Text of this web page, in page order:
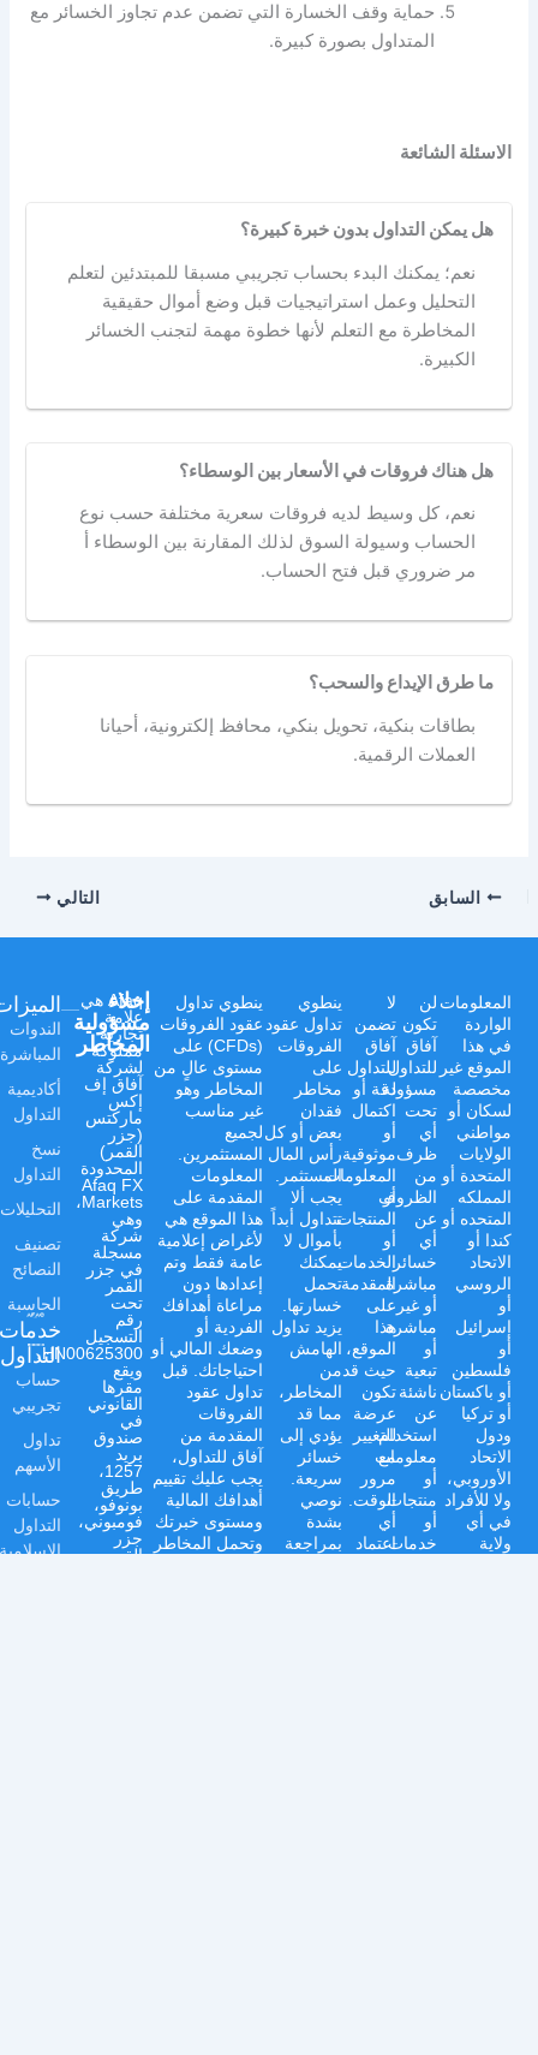
حماية وقف الخسارة التي تضمن عدم تجاوز الخسائر مع
المتداول بصورة كبيرة.
الاسئلة الشائعة
هل يمكن التداول بدون خبرة كبيرة؟
نعم؛ يمكنك البدء بحساب تجريبي مسبقا للمبتدئين لتعلم
التحليل وعمل استراتيجيات قبل وضع أموال حقيقية
المخاطرة مع التعلم لأنها خطوة مهمة لتجنب الخسائر
الكبيرة.
هل هناك فروقات في الأسعار بين الوسطاء؟
نعم، كل وسيط لديه فروقات سعرية مختلفة حسب نوع
الحساب وسيولة السوق لذلك المقارنة بين الوسطاء أ
مر ضروري قبل فتح الحساب.
ما طرق الإيداع والسحب؟
بطاقات بنكية، تحويل بنكي، محافظ إلكترونية، أحيانا
العملات الرقمية.
السابق التالي
الميزات
الندوات
المباشرة
أكاديمية
التداول
نسخ
التداول
التحليلات
تصنيف
النصائح
الحاسبة
خدمات
التداول
حساب
تجريبي
تداول
الأسهم
حسابات
التداول
الإسلامية
Afaq هي
علامة
تجارية
مملوكة
لشركة
آفاق إف
إكس
ماركتس
(جزر
القمر)
المحدودة
Afaq FX
Markets،
وهي
شركة
مسجلة
في جزر
القمر
تحت
رقم
التسجيل
HN00625300،
ويقع
مقرها
القانوني
في
صندوق
بريد
1257،
طريق
بونوفو،
فومبوني،
جزر
القمر.
إخلاء
مسؤولية
المخاطر
ينطوي تداول
عقود الفروقات
(CFDs) على
مستوى عالٍ من
المخاطر وهو
غير مناسب
لجميع
المستثمرين.
المعلومات
المقدمة على
هذا الموقع هي
لأغراض إعلامية
عامة فقط وتم
إعدادها دون
مراعاة أهدافك
الفردية أو
وضعك المالي أو
احتياجاتك. قبل
تداول عقود
الفروقات
المقدمة من
آفاق للتداول،
يجب عليك تقييم
أهدافك المالية
ومستوى خبرتك
وتحمل المخاطر
ينطوي
تداول عقود
الفروقات
على
مخاطر
فقدان
بعض أو كل
رأس المال
المستثمر.
يجب ألا
تتداول أبداً
بأموال لا
يمكنك
تحمل
خسارتها.
يزيد تداول
الهامش
من
المخاطر،
مما قد
يؤدي إلى
خسائر
سريعة.
نوصي
بشدة
بمراجعة
لا
تضمن
آفاق
للتداول
دقة أو
اكتمال
أو
موثوقية
المعلومات
أو
المنتجات
أو
الخدمات
المقدمة
على
هذا
الموقع،
حيث قد
تكون
عرضة
للتغيير
مع
مرور
الوقت.
أي
اعتماد
لن
تكون
آفاق
للتداول
مسؤولة
تحت
أي
ظرف
من
الظروف
عن
أي
خسائر
مباشرة
أو غير
مباشرة
أو
تبعية
ناشئة
عن
استخدام
معلومات
أو
منتجات
أو
خدمات
المعلومات
الواردة
في هذا
الموقع غير
مخصصة
لسكان أو
مواطني
الولايات
المتحدة أو
المملكه
المتحده أو
كندا أو
الاتحاد
الروسي
أو
إسرائيل
أو
فلسطين
أو باكستان
أو تركيا
ودول
الاتحاد
الأوروبي،
ولا للأفراد
في أي
ولاية